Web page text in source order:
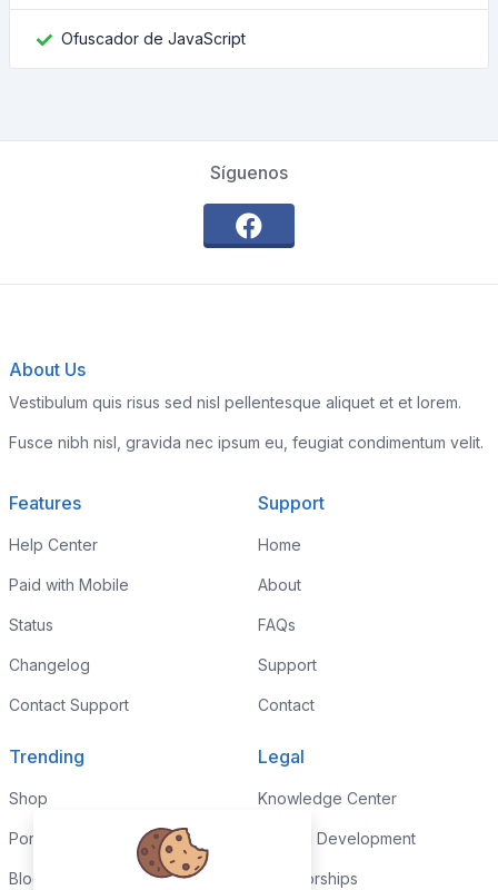
Ofuscador de JavaScript
Síguenos
About Us
Vestibulum quis risus sed nisl pellentesque aliquet et et lorem.
Fusce nibh nisl, gravida nec ipsum eu, feugiat condimentum velit.
Features
Help Center
Paid with Mobile
Status
Changelog
Contact Support
Support
Home
About
FAQs
Support
Contact
Trending
Shop
Portfolio
Blog
Legal
Knowledge Center
Custom Development
Sponsorships